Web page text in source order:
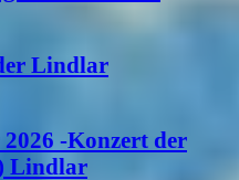
Lindlar
-Konzert der
Lindlar